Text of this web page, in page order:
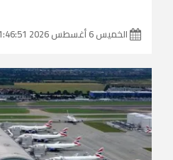
الخميس 6 أغسطس 2026 21:46:51